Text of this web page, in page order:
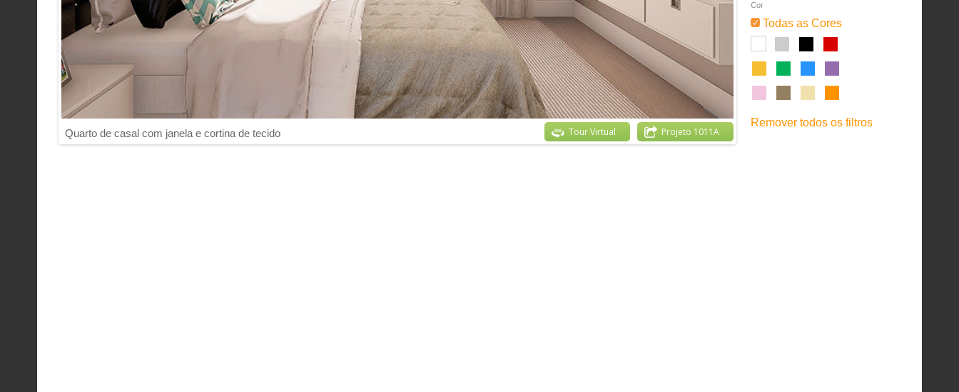
Quarto de casal com janela e cortina de tecido Projeto 1011A
Tour Virtual
Cor
Todas as Cores
Remover todos os filtros